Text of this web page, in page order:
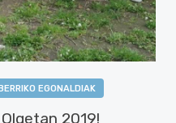
EGONALDIAK
2019!